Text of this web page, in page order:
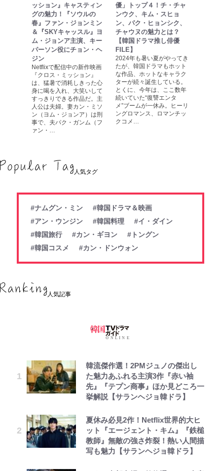
ッション』キャスティン
グの魅力！『ソウルの
春』ファン・ジョンミン
＆『SKYキャッスル』ヨ
ム・ジョンア主演、キー
パーソン役にチョン・ヘ
ジン
Netflixで配信中の新作映画
『クロス・ミッション』
は、猛暑で消耗しきった心
身に喝を入れ、大笑いして
すっきりできる作品だ。主
人公は夫婦。妻カン・ミソ
ン（ヨム・ジョンア）は刑
事で、夫パク・ガンム（フ
ァン・…
優」トップ４！チ・チャ
ンウク、キム・スヒョ
ン、パク・ヒョンシク、
チャウヌの魅力とは？
【韓国ドラマ推し俳優
FILE】
2024年も暑い夏がやってき
たが、韓国ドラマもホット
な作品、ホットなキャラク
ターが続々誕生している。
とくに、今年は、ここ数年
続いていた“復讐エンタ
メ”ブームが一休み。ヒーリ
ングロマンス、ロマンチッ
クコメ…
人気タグ
#ナムグン・ミン
#韓国ドラマ＆映画
#アン・ウンジン
#韓国料理
#イ・ダイン
#韓国旅行
#カン・ギヨン
#トングン
#韓国コスメ
#カン・ドンウォン
人気記事
韓流傑作選！2PMジュノの傑出し
た魅力あふれる主演3作『赤い袖
先』『テプン商事』ほか見どころ一
挙解説【サランヘジョ韓ドラ】
夏休み必見2作！Netflix世界的大ヒ
ット『エージェント・キム』『鉄槌
教師』無敵の強さ炸裂！熱い人間描
写も魅力【サランヘジョ韓ドラ】